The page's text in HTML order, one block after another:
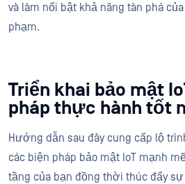
và làm nổi bật khả năng tàn phá
phạm.
Triển khai bảo mật
pháp thực hành tốt
Hướng dẫn sau đây cung cấp lộ
các biện pháp bảo mật IoT mạnh
tầng của bạn đồng thời thúc đẩy